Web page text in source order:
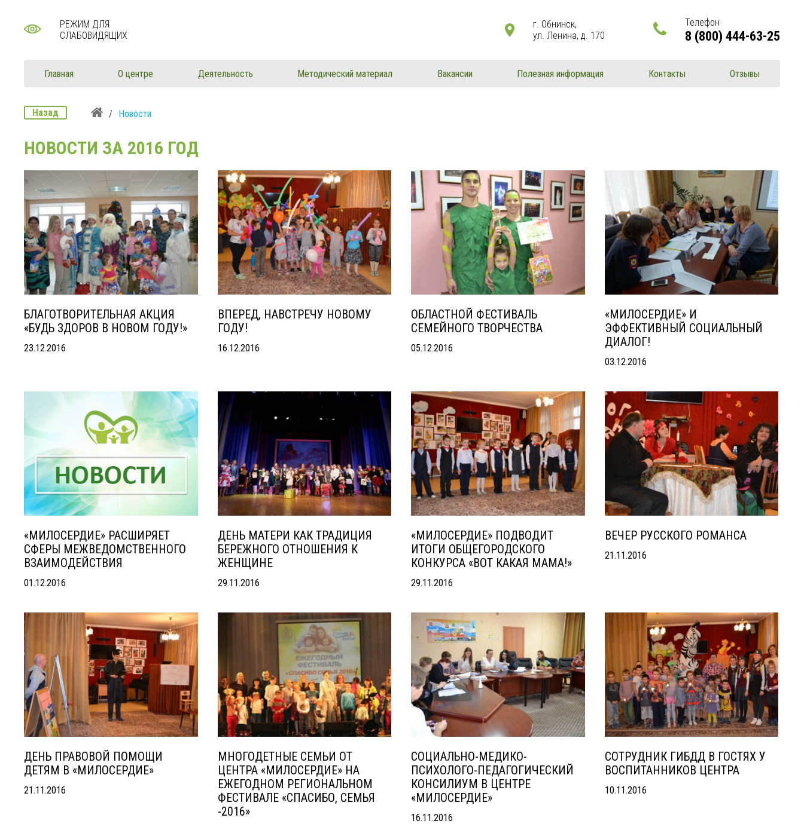
РЕЖИМ ДЛЯ
СЛАБОВИДЯЩИХ
г. Обнинск,
ул. Ленина, д. 170
Телефон
8 (800) 444-63-25
Главная О центре Деятельность Методический материал Вакансии Полезная информация Контакты Отзывы
Назад / Новости
НОВОСТИ ЗА 2016 ГОД
БЛАГОТВОРИТЕЛЬНАЯ АКЦИЯ
«БУДЬ ЗДОРОВ В НОВОМ ГОДУ!»
23.12.2016
ВПЕРЕД, НАВСТРЕЧУ НОВОМУ
ГОДУ!
16.12.2016
ОБЛАСТНОЙ ФЕСТИВАЛЬ
СЕМЕЙНОГО ТВОРЧЕСТВА
05.12.2016
«МИЛОСЕРДИЕ» И
ЭФФЕКТИВНЫЙ СОЦИАЛЬНЫЙ
ДИАЛОГ!
03.12.2016
«МИЛОСЕРДИЕ» РАСШИРЯЕТ
СФЕРЫ МЕЖВЕДОМСТВЕННОГО
ВЗАИМОДЕЙСТВИЯ
01.12.2016
ДЕНЬ МАТЕРИ КАК ТРАДИЦИЯ
БЕРЕЖНОГО ОТНОШЕНИЯ К
ЖЕНЩИНЕ
29.11.2016
«МИЛОСЕРДИЕ» ПОДВОДИТ
ИТОГИ ОБЩЕГОРОДСКОГО
КОНКУРСА «ВОТ КАКАЯ МАМА!»
29.11.2016
ВЕЧЕР РУССКОГО РОМАНСА
21.11.2016
ДЕНЬ ПРАВОВОЙ ПОМОЩИ
ДЕТЯМ В «МИЛОСЕРДИЕ»
21.11.2016
МНОГОДЕТНЫЕ СЕМЬИ ОТ
ЦЕНТРА «МИЛОСЕРДИЕ» НА
ЕЖЕГОДНОМ РЕГИОНАЛЬНОМ
ФЕСТИВАЛЕ «СПАСИБО, СЕМЬЯ
-2016»
СОЦИАЛЬНО-МЕДИКО-
ПСИХОЛОГО-ПЕДАГОГИЧЕСКИЙ
КОНСИЛИУМ В ЦЕНТРЕ
«МИЛОСЕРДИЕ»
16.11.2016
СОТРУДНИК ГИБДД В ГОСТЯХ У
ВОСПИТАННИКОВ ЦЕНТРА
10.11.2016